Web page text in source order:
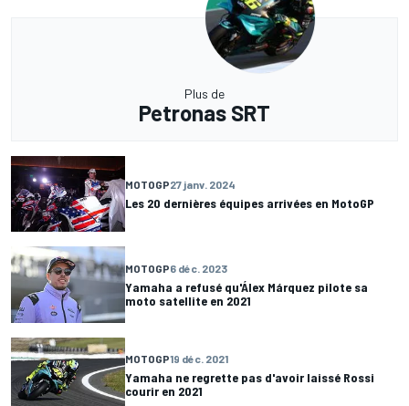
Plus de
Petronas SRT
MOTOGP27 janv. 2024
Les 20 dernières équipes arrivées en MotoGP
MOTOGP6 déc. 2023
Yamaha a refusé qu'Álex Márquez pilote sa
moto satellite en 2021
MOTOGP19 déc. 2021
Yamaha ne regrette pas d'avoir laissé Rossi
courir en 2021